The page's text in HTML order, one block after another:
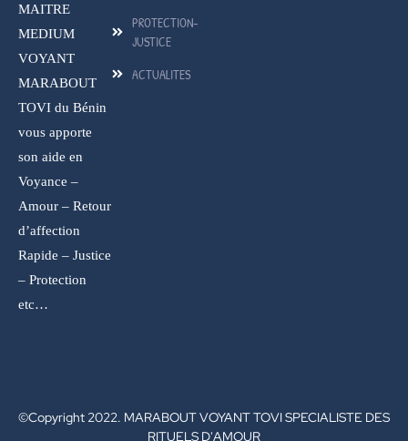
MAITRE
MEDIUM
VOYANT
MARABOUT
TOVI du Bénin
vous apporte
son aide en
Voyance –
Amour – Retour
d’affection
Rapide – Justice
– Protection
etc…
PROTECTION-
JUSTICE
ACTUALITES
©Copyright 2022. MARABOUT VOYANT TOVI SPECIALISTE DES
RITUELS D'AMOUR